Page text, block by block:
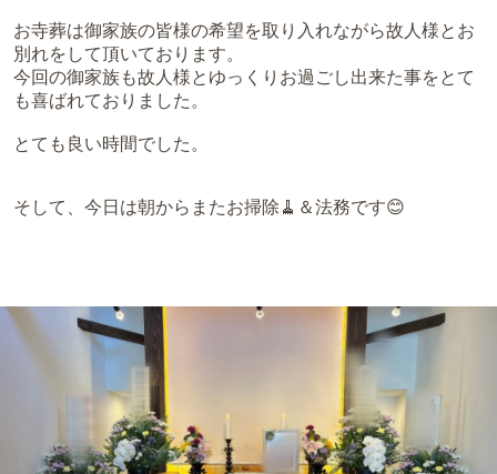
お寺葬は御家族の皆様の希望を取り入れながら故人様とお
別れをして頂いております。
今回の御家族も故人様とゆっくりお過ごし出来た事をとて
も喜ばれておりました。
とても良い時間でした。
そして、今日は朝からまたお掃除🧹＆法務です😊